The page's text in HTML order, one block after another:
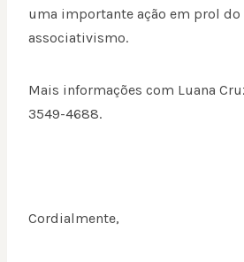
uma importante ação em prol
associativismo.
Mais informações com Luana
3549-4688.
Cordialmente,